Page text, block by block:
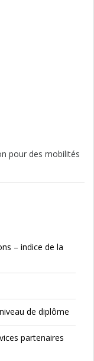
pour des mobilités
– indice de la
de diplôme
partenaires